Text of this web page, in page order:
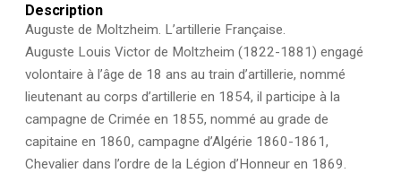
Description
Auguste de Moltzheim. L’artillerie Française.
Auguste Louis Victor de Moltzheim (1822-1881) engagé
volontaire à l’âge de 18 ans au train d’artillerie, nommé
lieutenant au corps d’artillerie en 1854, il participe à la
campagne de Crimée en 1855, nommé au grade de
capitaine en 1860, campagne d’Algérie 1860-1861,
Chevalier dans l’ordre de la Légion d’Honneur en 1869.